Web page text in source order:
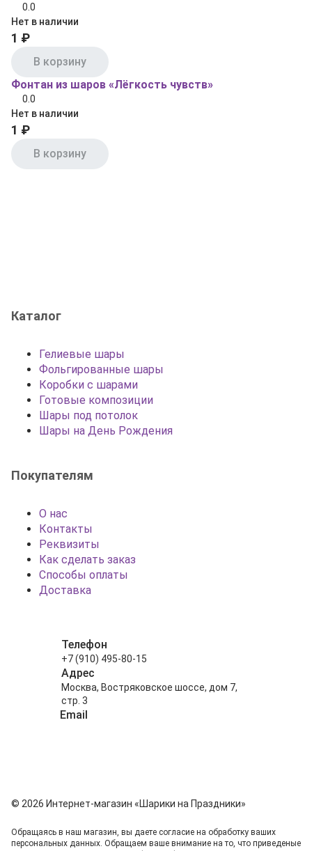
0.0
Нет в наличии
1 ₽
В корзину
Фонтан из шаров «Лёгкость чувств»
0.0
Нет в наличии
1 ₽
В корзину
Каталог
Гелиевые шары
Фольгированные шары
Коробки с шарами
Готовые композиции
Шары под потолок
Шары на День Рождения
Покупателям
О нас
Контакты
Реквизиты
Как сделать заказ
Способы оплаты
Доставка
Телефон
+7 (910) 495-80-15
Адрес
Москва, Востряковское шоссе, дом 7,
стр. 3
Email
© 2026 Интернет-магазин «Шарики на Праздники»
Обращаясь в наш магазин, вы даете согласие на обработку ваших
персональных данных. Oбращаем вaше внимaние нa то, что пpиведеные